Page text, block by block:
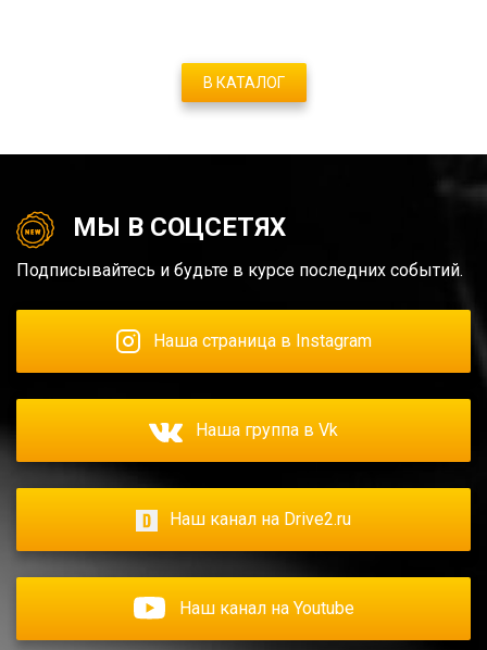
В КАТАЛОГ
МЫ В СОЦСЕТЯХ
Подписывайтесь и будьте в курсе последних событий.
Наша страница в Instagram
Наша группа в Vk
Наш канал на Drive2.ru
Наш канал на Youtube